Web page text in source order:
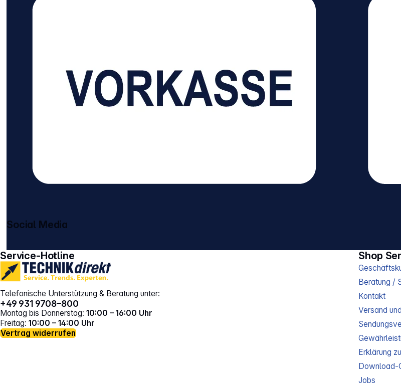
Service-Hotline
Telefonische Unterstützung & Beratung unter:
+49 931 9708–800
Montag bis Donnerstag: 10:00 – 16:00 Uhr
Freitag: 10:00 – 14:00 Uhr
Vertrag widerrufen
Shop
Beratung /
Kontakt
Versand
Erklärung
Download-
Jobs
Social Media